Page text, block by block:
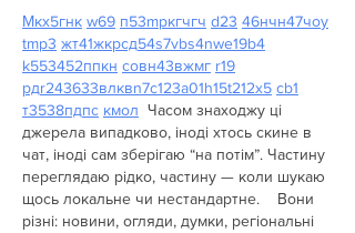
Мкх5гнк w69 п53mpкгчгч d23 46нчн47чоу
tmp3 жт41жкрсд54s7vbs4nwe19b4
k553452ппкн совн43вжмг r19
рдr243633влквn7c123a01h15t212x5 cb1
т3538пдпс кмол
  Часом знаходжу ці
джерела випадково, іноді хтось скине в
чат, іноді сам зберігаю “на потім”. Частину
переглядаю рідко, частину — коли шукаю
щось локальне чи нестандартне.    Вони
різні: новини, огляди, думки, регіональні